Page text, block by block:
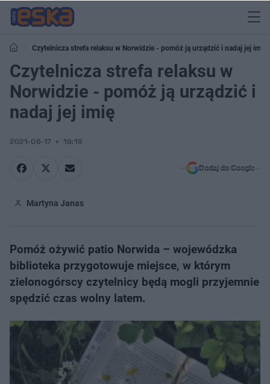
Czytelnicza strefa relaksu w Norwidzie - pomóż ją urządzić i nadaj jej imię
Czytelnicza strefa relaksu w
Norwidzie - pomóż ją urządzić i
nadaj jej imię
2021-06-17 19:19
Dodaj do Google
Martyna Janas
Pomóż ożywić patio Norwida – wojewódzka
biblioteka przygotowuje miejsce, w którym
zielonogórscy czytelnicy będą mogli przyjemnie
spędzić czas wolny latem.